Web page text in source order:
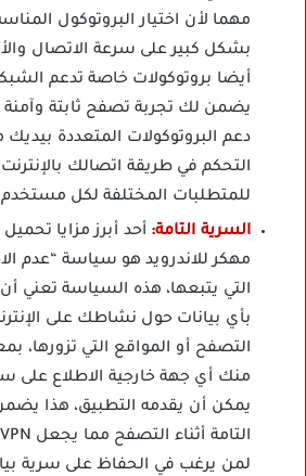
مهما لأن اختيار البروتوكول
بشكل كبير على سرعة الاتصال
أيضا بروتوكولات خاصة تدعم
يضمن لك تجربة تصفح ثابتة
دعم البروتوكولات المتعددة بيديك
التحكم في طريقة اتصالك
للمتطلبات المختلفة لكل
السرية التامة:
مهكر للاندرويد هو سياسة “عدم
التي يتبعها، هذه السياسة تعني
بأي بيانات حول نشاطك على
التصفح أو المواقع التي تزورها،
منك أي جهة خارجية الاطلاع على
يمكن أن يقدمه التطبيق، هذا
لمن يرغب في الحفاظ على سرية